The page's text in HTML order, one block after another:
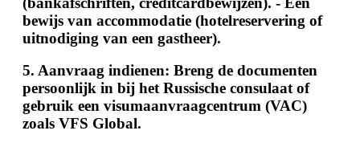
bewijs van accommodatie (hotelreservering of
uitnodiging van een gastheer).
5. Aanvraag indienen: Breng de documenten
persoonlijk in bij het Russische consulaat of
gebruik een visumaanvraagcentrum (VAC)
zoals VFS Global.